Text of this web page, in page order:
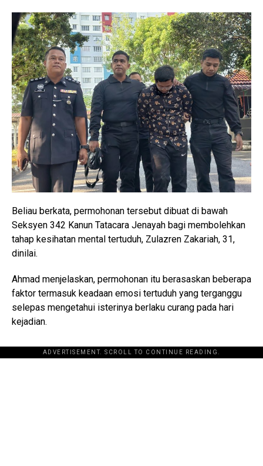
Beliau berkata, permohonan tersebut dibuat di bawah
Seksyen 342 Kanun Tatacara Jenayah bagi membolehkan
tahap kesihatan mental tertuduh, Zulazren Zakariah, 31,
dinilai.
Ahmad menjelaskan, permohonan itu berasaskan beberapa
faktor termasuk keadaan emosi tertuduh yang terganggu
selepas mengetahui isterinya berlaku curang pada hari
kejadian.
ADVERTISEMENT. SCROLL TO CONTINUE READING.